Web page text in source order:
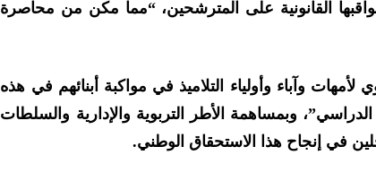
القانونية على المترشحين، “مما مكن من محاصرة
لأمهات وآباء وأولياء التلاميذ في مواكبة أبنائهم في هذه
وبمساهمة الأطر التربوية والإدارية والسلطات
في إنجاح هذا الاستحقاق الوطني.